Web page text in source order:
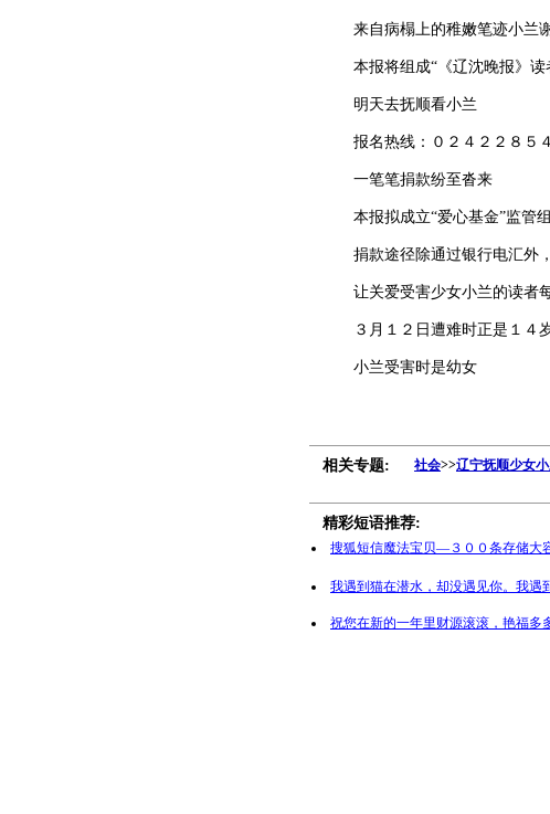
来自病榻上的稚嫩笔迹小兰
本报将组成“《辽沈晚报》读
明天去抚顺看小兰
报名热线：０２４２２８５４
一笔笔捐款纷至沓来
本报拟成立“爱心基金”监管组
捐款途径除通过银行电汇外
让关爱受害少女小兰的读者每
３月１２日遭难时正是１４岁
小兰受害时是幼女
相关专题: 社会>>辽宁抚顺少女
精彩短语推荐:
搜狐短信魔法宝贝—３００条存储大
我遇到猫在潜水，却没遇见你。我
祝您在新的一年里财源滚滚，艳福